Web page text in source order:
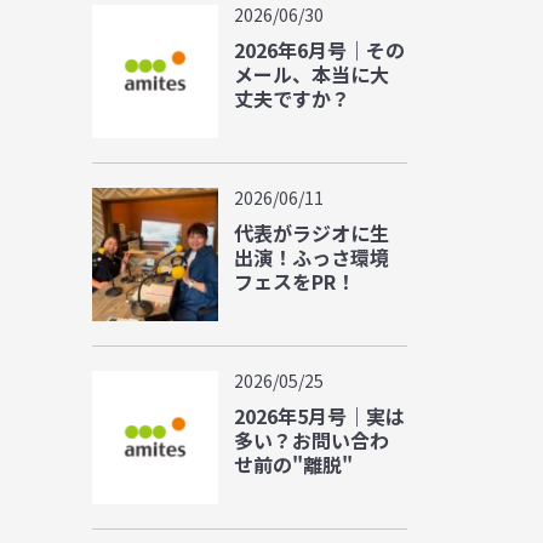
2026/06/30
2026年6月号｜その
メール、本当に大
丈夫ですか？
2026/06/11
代表がラジオに生
出演！ふっさ環境
フェスをPR！
2026/05/25
2026年5月号｜実は
多い？お問い合わ
せ前の"離脱"